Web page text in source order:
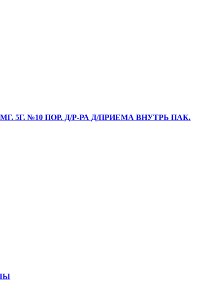
5Г. №10 ПОР. Д/Р-РА Д/ПРИЕМА ВНУТРЬ ПАК.